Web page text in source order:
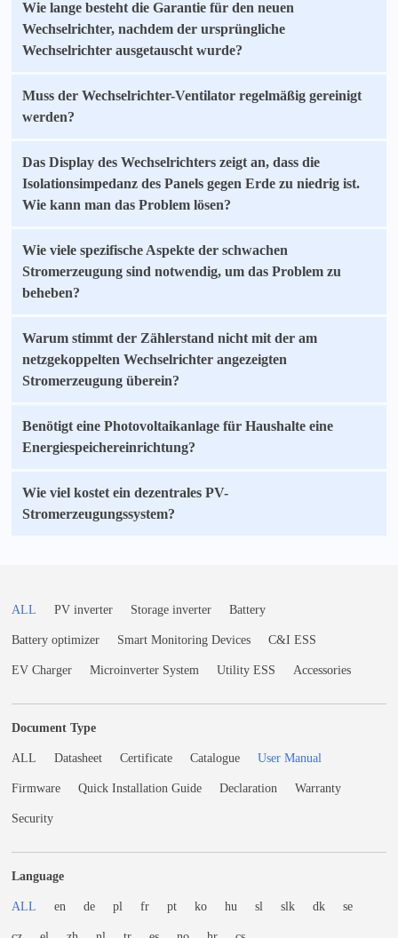
Wie lange besteht die Garantie für den neuen
Wechselrichter, nachdem der ursprüngliche
Wechselrichter ausgetauscht wurde?
Muss der Wechselrichter-Ventilator regelmäßig gereinigt
werden?
Das Display des Wechselrichters zeigt an, dass die
Isolationsimpedanz des Panels gegen Erde zu niedrig ist.
Wie kann man das Problem lösen?
Wie viele spezifische Aspekte der schwachen
Stromerzeugung sind notwendig, um das Problem zu
beheben?
Warum stimmt der Zählerstand nicht mit der am
netzgekoppelten Wechselrichter angezeigten
Stromerzeugung überein?
Benötigt eine Photovoltaikanlage für Haushalte eine
Energiespeichereinrichtung?
Wie viel kostet ein dezentrales PV-
Stromerzeugungssystem?